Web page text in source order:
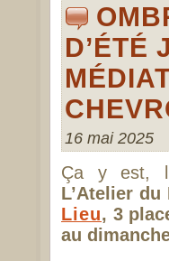
D’ÉTÉ
16 mai 2025
Ça y est,
L’Atelier
Lieu, 3
au